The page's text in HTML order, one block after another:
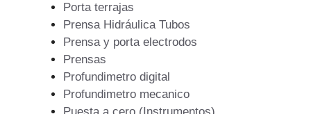
Porta terrajas
Prensa Hidráulica Tubos
Prensa y porta electrodos
Prensas
Profundimetro digital
Profundimetro mecanico